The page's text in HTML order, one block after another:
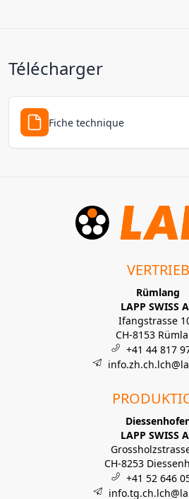
Télécharger
Fiche technique
VERTRIEB
Rümlang
LAPP SWISS
Ifangstrasse
CH-8153
+41 44 817
LAPP SWISS
CH-8253
+41 52 646